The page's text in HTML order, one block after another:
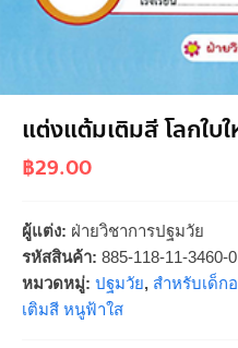
แต่งแต้มเติมสี โลกใบ
฿29.00
ผู้แต่ง: ฝ่ายวิชาการปฐมวัย
รหัสสินค้า: 885-118-11-3460-0
หมวดหมู่: ปฐมวัย, สำหรับเด็ก
เติมสี หนูฟ้าใส